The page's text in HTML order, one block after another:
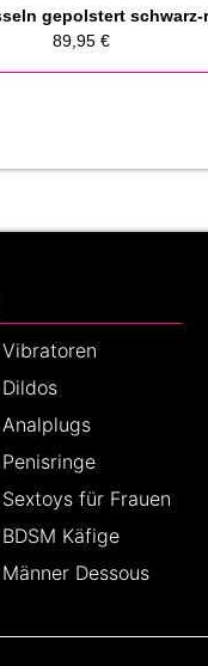
gepolstert schwarz-
89,95 €
Vibratoren
Dildos
Analplugs
Penisringe
Sextoys für Frauen
BDSM Käfige
Männer Dessous